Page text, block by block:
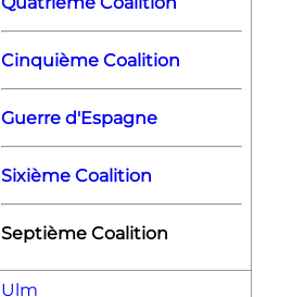
Cinquième Coalition
Guerre d'Espagne
Sixième Coalition
Septième Coalition
Ulm